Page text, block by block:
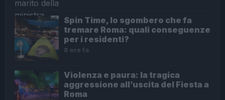
Spin Time, lo sgombero che fa
tremare Roma: quali conseguenze
per i residenti?
8 ore fa
Violenza e paura: la tragica
aggressione all’uscita del Fiesta a
Roma